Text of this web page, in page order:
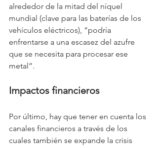
alrededor de la mitad del níquel
mundial (clave para las baterías de los
vehículos eléctricos), “podría
enfrentarse a una escasez del azufre
que se necesita para procesar ese
metal”.
Impactos financieros
Por último, hay que tener en cuenta los
canales financieros a través de los
cuales también se expande la crisis